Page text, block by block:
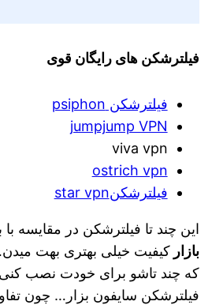
فیلترشکن های رایگان قوی
فیلترشکن psiphon
jumpjump VPN
viva vpn
ostrich vpn
فیلترشکنstar vpn
این چند تا فیلترشکن در مقایسه
بازارکیفیت خیلی بهتری بهت
که چند تاشو برای خودت نصب
فیلترشکن سایفون بزار… چون